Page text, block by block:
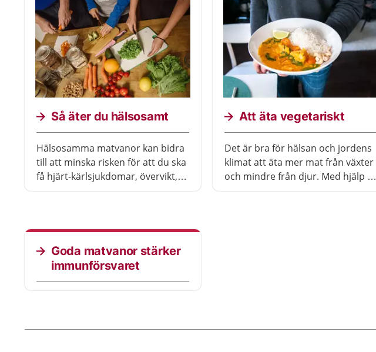
Så äter du hälsosamt
Hälsosamma matvanor kan bidra
till att minska risken för att du ska
få hjärt-kärlsjukdomar, övervikt,
steg. Kom ihåg att varje liten
förändring kan göra stor skillnad.
Att äta vegetariskt
Det är bra för hälsan och jordens
klimat att äta mer mat från växter
och mindre från djur. Med hjälp av
Goda matvanor stärker
immunförsvaret